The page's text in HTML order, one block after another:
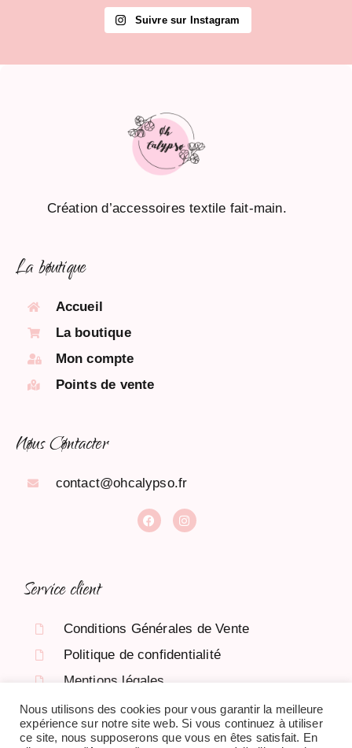
Suivre sur Instagram
Création d’accessoires textile fait-main.
La bøutique
Accueil
La boutique
Mon compte
Points de vente
Nøus Cøntacter
contact@ohcalypso.fr
Service client
Conditions Générales de Vente
Politique de confidentialité
Mentions légales
Nous utilisons des cookies pour vous garantir la meilleure
expérience sur notre site web. Si vous continuez à utiliser
ce site, nous supposerons que vous en êtes satisfait. En